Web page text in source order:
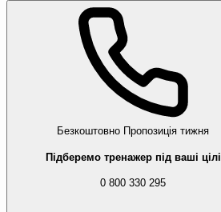
Безкоштовно Пропозиція тижня
Підберемо тренажер під ваші цілі
0 800 330 295